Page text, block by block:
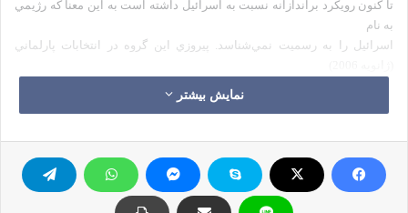
تا كنون رويكرد براندازانه نسبت به اسرائيل داشته است به اين معنا كه رژيمي
به نام
اسرائيل را به رسميت نمي‌شناسد. پيروزي اين گروه در انتخابات پارلماني
منجر به كسب 76 كرسي از 132 كرسي پارلمان شد. اين در حالي است كه حزب
اين
پيروزي مورد پذيرش برخي گروه‌‌هاي فلسطيني و كشورهاي اروپايي قرار نگرفته
و حماس
عملا از عرصه سياست كنار نهاده شد و در قامت اپوزيسيون ايفاي نقش كرد. به
نمایش بیشتر